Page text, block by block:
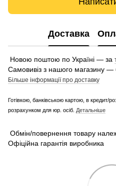
Доставка
Новою поштою по Україні — за
Самовивіз з нашого магазину —
Більше інформації про доставку
Готівкою, банківською картою, в кредит/
розрахунком для юр. осіб. Детальніше
Обмін/повернення товару
Офіційна гарантія виробника